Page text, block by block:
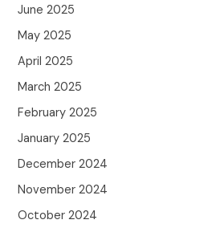
June 2025
May 2025
April 2025
March 2025
February 2025
January 2025
December 2024
November 2024
October 2024